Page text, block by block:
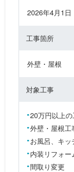
2026年4月1日
工事箇所
外壁・屋根
対象工事
20万円以上
外壁・屋根工
お風呂、キ
内装リフォー
間取り変更